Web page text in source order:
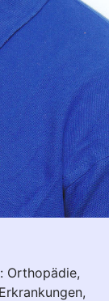
Orthopädie,